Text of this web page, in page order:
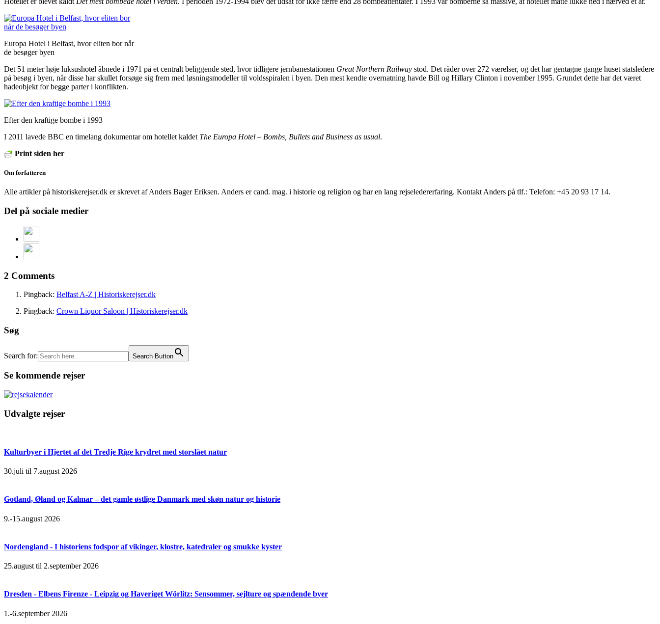
Europa Hotel i Belfast, hvor eliten bor når
de besøger byen
Det 51 meter høje luksushotel åbnede i 1971 på et centralt beliggende sted, hvor tidligere jernbanestationen Great Northern Railway stod. Det råder over 272 værelser, og det har gentagne gange huset statsledere
på besøg i byen, når disse har skullet forsøge sig frem med løsningsmodeller til voldsspiralen i byen. Den mest kendte overnatning havde Bill og Hillary Clinton i november 1995. Grundet dette har det været
hadeobjekt for begge parter i konflikten.
Efter den kraftige bombe i 1993
I 2011 lavede BBC en timelang dokumentar om hotellet kaldet The Europa Hotel – Bombs, Bullets and Business as usual.
Print siden her
Om forfatteren
Alle artikler på historiskerejser.dk er skrevet af Anders Bager Eriksen. Anders er cand. mag. i historie og religion og har en lang rejseledererfaring. Kontakt Anders på tlf.: Telefon: +45 20 93 17 14.
Del på sociale medier
2 Comments
Pingback: Belfast A-Z | Historiskerejser.dk
Pingback: Crown Liquor Saloon | Historiskerejser.dk
Søg
Search for: Search Button
Se kommende rejser
Udvalgte rejser
Kulturbyer i Hjertet af det Tredje Rige krydret med storslået natur
30.juli til 7.august 2026
Gotland, Øland og Kalmar – det gamle østlige Danmark med skøn natur og historie
9.-15.august 2026
Nordengland - I historiens fodspor af vikinger, klostre, katedraler og smukke kyster
25.august til 2.september 2026
Dresden - Elbens Firenze - Leipzig og Haveriget Wörlitz: Sensommer, sejlture og spændende byer
1.-6.september 2026